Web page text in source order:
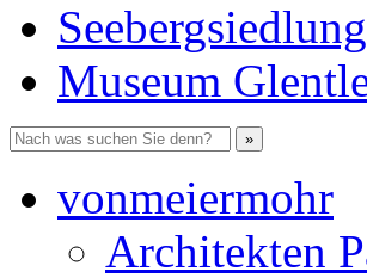
Seebergsiedlung
Museum
vonmeiermohr
Architekten